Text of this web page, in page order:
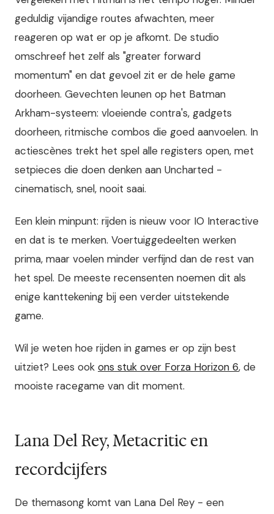
geduldig vijandige routes afwachten, meer
reageren op wat er op je afkomt. De studio
omschreef het zelf als "greater forward
momentum" en dat gevoel zit er de hele game
doorheen. Gevechten leunen op het Batman
Arkham-systeem: vloeiende contra's, gadgets
doorheen, ritmische combos die goed aanvoelen. In
actiescènes trekt het spel alle registers open, met
setpieces die doen denken aan Uncharted -
cinematisch, snel, nooit saai.
Een klein minpunt: rijden is nieuw voor IO Interactive
en dat is te merken. Voertuiggedeelten werken
prima, maar voelen minder verfijnd dan de rest van
het spel. De meeste recensenten noemen dit als
enige kanttekening bij een verder uitstekende
game.
Wil je weten hoe rijden in games er op zijn best
uitziet? Lees ook ons stuk over Forza Horizon 6, de
mooiste racegame van dit moment.
Lana Del Rey, Metacritic en
recordcijfers
De themasong komt van Lana Del Rey - een